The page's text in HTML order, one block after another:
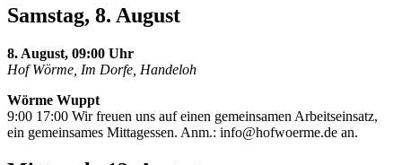
Samstag, 8. August
8. August, 09:00 Uhr
Hof Wörme, Im Dorfe, Handeloh
Wörme Wuppt
9:00 17:00 Wir freuen uns auf einen gemeinsamen Arbeitseinsatz,
ein gemeinsames Mittagessen. Anm.: info@hofwoerme.de an.